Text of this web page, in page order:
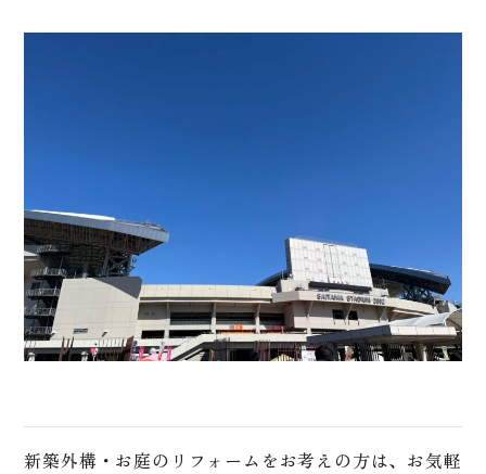
新築外構・お庭のリフォームをお考えの方は、お気軽